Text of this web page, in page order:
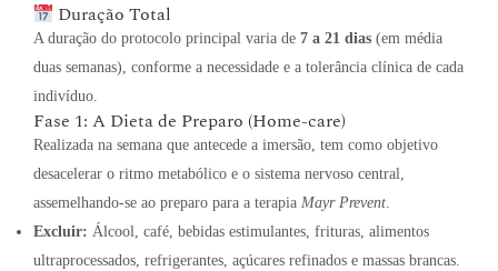
Duração Total
A duração do protocolo principal varia de 7 a 21 dias (em média
duas semanas), conforme a necessidade e a tolerância clínica de cada
indivíduo.
Fase 1: A Dieta de Preparo (Home-care)
Realizada na semana que antecede a imersão, tem como objetivo
desacelerar o ritmo metabólico e o sistema nervoso central,
assemelhando-se ao preparo para a terapia Mayr Prevent.
Excluir: Álcool, café, bebidas estimulantes, frituras, alimentos
ultraprocessados, refrigerantes, açúcares refinados e massas brancas.